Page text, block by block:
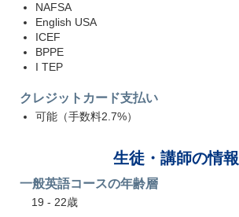
NAFSA
English USA
ICEF
BPPE
I TEP
クレジットカード支払い
可能（手数料2.7%）
生徒・講師の情報
一般英語コースの年齢層
19 - 22歳